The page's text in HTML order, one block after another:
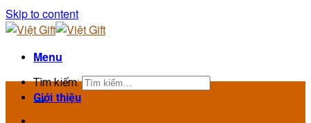
Skip to content
Menu
Tìm kiếm:
Giới thiệu